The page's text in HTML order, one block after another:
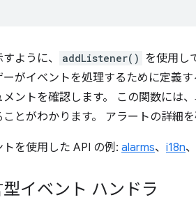
ように、 addListener() を使用し
ーがイベントを処理するために定義
メントを確認します。 この関数には
とがわかります。 アラートの詳細を
トを使用した API の例: alarms、 i18n、
イベント ハンドラ